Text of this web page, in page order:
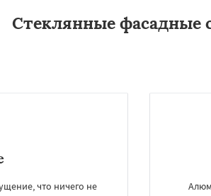
×
Уваровка
Шаховская
Стеклянные фасадные
что ничего не